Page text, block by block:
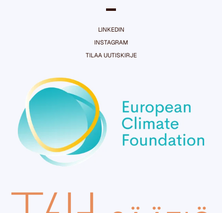
LINKEDIN
INSTAGRAM
TILAA UUTISKIRJE